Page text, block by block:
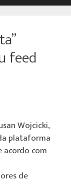
feed
Wojcicki,
plataforma
acordo com
de